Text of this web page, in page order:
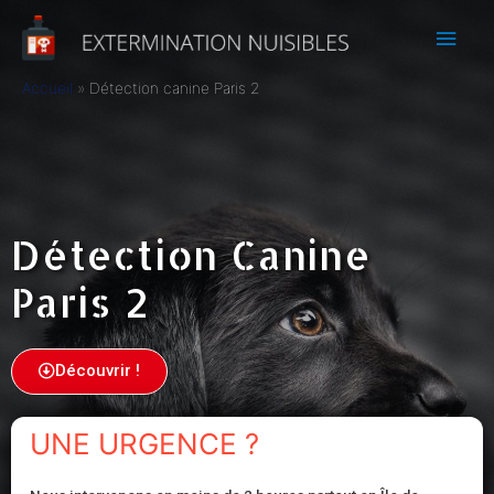
Accueil Détection canine Paris 2
Détection Canine
Paris 2
Découvrir !
UNE URGENCE ?